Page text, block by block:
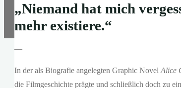
„Niemand hat mich
mehr existiere.“
—
In der als Biografie angelegten Graphic Novel Alice
die Filmgeschichte prägte und schließlich doch zu